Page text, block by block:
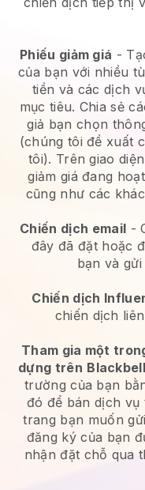
Phiếu giảm giá -
của bạn với nhiều
tiền và các dịch
mục tiêu. Chia sẻ
giả bạn chọn
(chúng tôi đề xuất
tôi). Trên giao
giảm giá đang
cũng như các
Chiến dịch email -
đây đã đặt hoặc
bạn và
Chiến dịch
chiến dịch
Tham gia một
dựng trên Blackbell
trường của bạn
đó để bán dịch vụ
trang bạn muốn
đăng ký của bạn
nhận đặt chỗ qua